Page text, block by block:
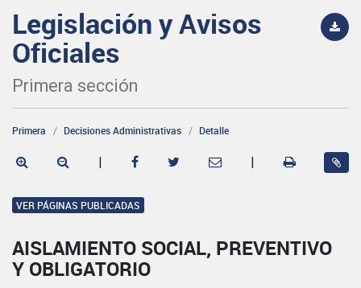
Legislación y Avisos
Oficiales
Primera sección
Primera Decisiones Administrativas Detalle
| |
VER PÁGINAS PUBLICADAS
AISLAMIENTO SOCIAL, PREVENTIVO
Y OBLIGATORIO